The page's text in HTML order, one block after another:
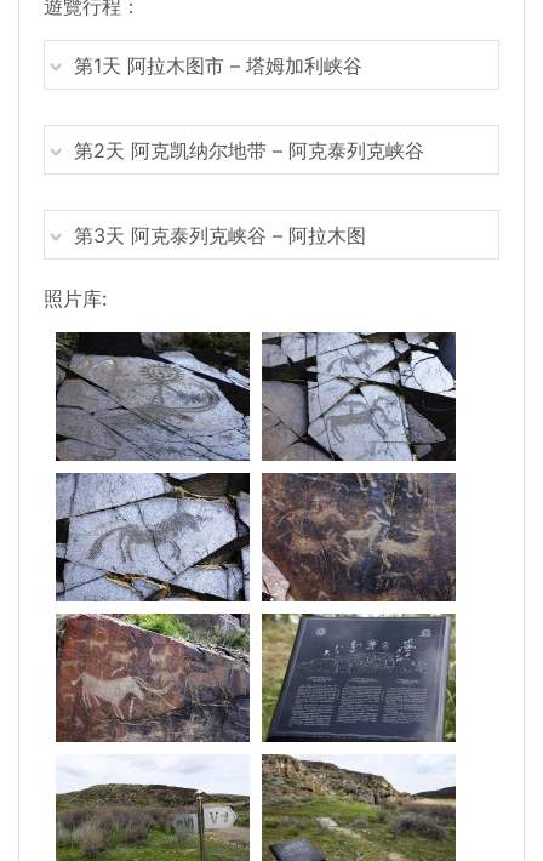
遊覽行程：
第1天 阿拉木图市 – 塔姆加利峡谷
第2天 阿克凯纳尔地带 – 阿克泰列克峡谷
第3天 阿克泰列克峡谷 – 阿拉木图
照片库: